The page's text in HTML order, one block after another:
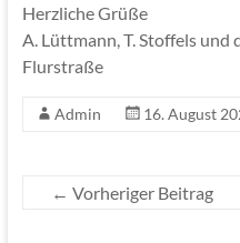
Herzliche Grüße
A. Lüttmann, T. Stoffels und
Flurstraße
Admin 16. August
← Vorheriger Beitrag